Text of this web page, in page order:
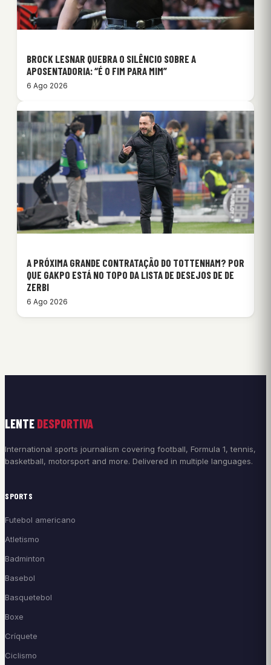
BROCK LESNAR QUEBRA O SILÊNCIO SOBRE A
APOSENTADORIA: “É O FIM PARA MIM”
6 Ago 2026
A PRÓXIMA GRANDE CONTRATAÇÃO DO TOTTENHAM? POR
QUE GAKPO ESTÁ NO TOPO DA LISTA DE DESEJOS DE DE
ZERBI
6 Ago 2026
LENTE DESPORTIVA
International sports journalism covering football, Formula 1, tennis,
basketball, motorsport and more. Delivered in multiple languages.
SPORTS
Futebol americano
Atletismo
Badminton
Basebol
Basquetebol
Boxe
Críquete
Ciclismo